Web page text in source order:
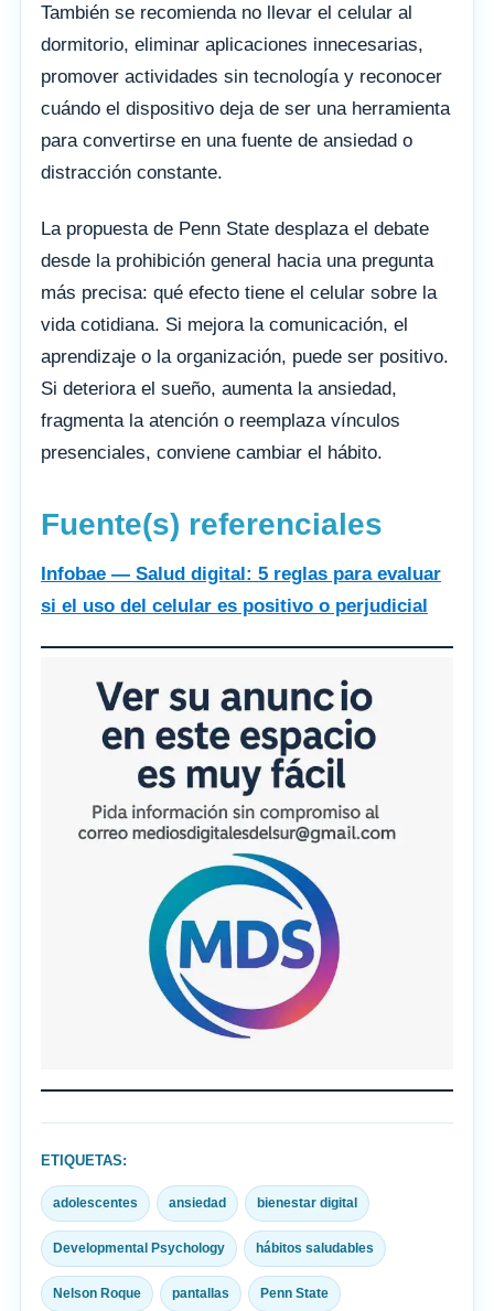
También se recomienda no llevar el celular al
dormitorio, eliminar aplicaciones innecesarias,
promover actividades sin tecnología y reconocer
cuándo el dispositivo deja de ser una herramienta
para convertirse en una fuente de ansiedad o
distracción constante.
La propuesta de Penn State desplaza el debate
desde la prohibición general hacia una pregunta
más precisa: qué efecto tiene el celular sobre la
vida cotidiana. Si mejora la comunicación, el
aprendizaje o la organización, puede ser positivo.
Si deteriora el sueño, aumenta la ansiedad,
fragmenta la atención o reemplaza vínculos
presenciales, conviene cambiar el hábito.
Fuente(s) referenciales
Infobae — Salud digital: 5 reglas para evaluar
si el uso del celular es positivo o perjudicial
ETIQUETAS:
adolescentes ansiedad bienestar digital
Developmental Psychology hábitos saludables
Nelson Roque pantallas Penn State